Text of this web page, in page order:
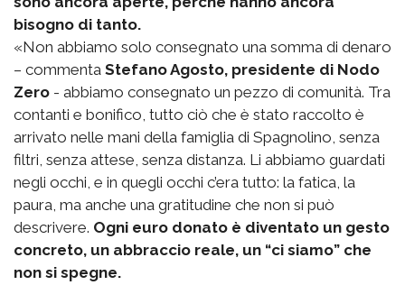
bisogno di tanto.
«Non abbiamo solo consegnato una somma di denaro
– commenta Stefano Agosto, presidente di Nodo
Zero - abbiamo consegnato un pezzo di comunità. Tra
contanti e bonifico, tutto ciò che è stato raccolto è
arrivato nelle mani della famiglia di Spagnolino, senza
filtri, senza attese, senza distanza. Li abbiamo guardati
negli occhi, e in quegli occhi c’era tutto: la fatica, la
paura, ma anche una gratitudine che non si può
descrivere. Ogni euro donato è diventato un gesto
concreto, un abbraccio reale, un “ci siamo” che
non si spegne.